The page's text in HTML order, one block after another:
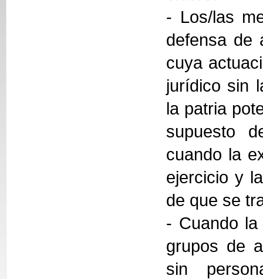
- Los/las
defensa de
cuya
jurídico sin
la patria
supuesto
cuando la
ejercicio y
de que se
- Cuando
grupos de
sin